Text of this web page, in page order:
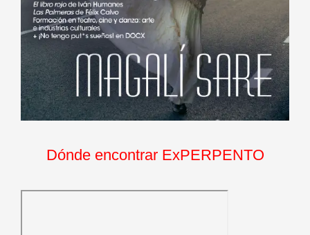
Dónde encontrar ExPERPENTO